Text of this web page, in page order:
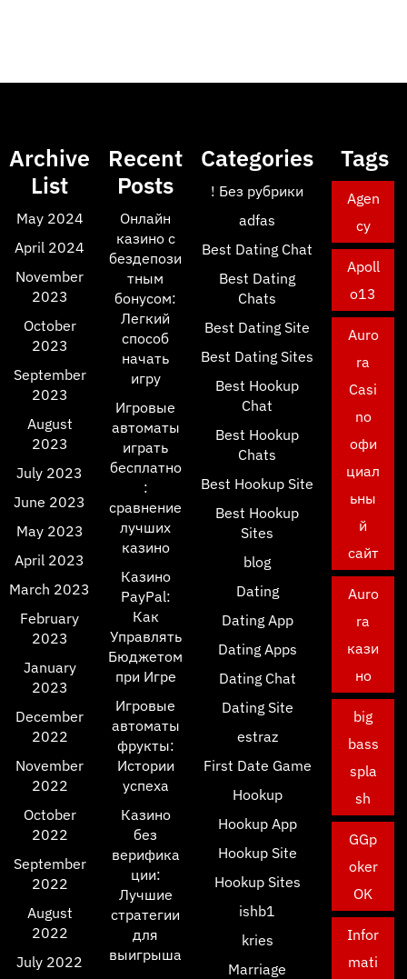
Archive
List
May 2024
April 2024
November
2023
October
2023
September
2023
August
2023
July 2023
June 2023
May 2023
April 2023
March 2023
February
2023
January
2023
December
2022
November
2022
October
2022
September
2022
August
2022
July 2022
Recent
Posts
Онлайн
казино с
бездепози
тным
бонусом:
Легкий
способ
начать
игру
Игровые
автоматы
играть
бесплатно
:
сравнение
лучших
казино
Казино
PayPal:
Как
Управлять
Бюджетом
при Игре
Игровые
автоматы
фрукты:
Истории
успеха
Казино
без
верифика
ции:
Лучшие
стратегии
для
выигрыша
Categories
! Без рубрики
adfas
Best Dating Chat
Best Dating
Chats
Best Dating Site
Best Dating Sites
Best Hookup
Chat
Best Hookup
Chats
Best Hookup Site
Best Hookup
Sites
blog
Dating
Dating App
Dating Apps
Dating Chat
Dating Site
estraz
First Date Game
Hookup
Hookup App
Hookup Site
Hookup Sites
ishb1
kries
Marriage
Tags
Agen
cy
Apoll
o13
Auro
ra
Casi
no
офи
циал
ьны
й
сайт
Auro
ra
кази
но
big
bass
spla
sh
GGp
oker
OK
Infor
mati